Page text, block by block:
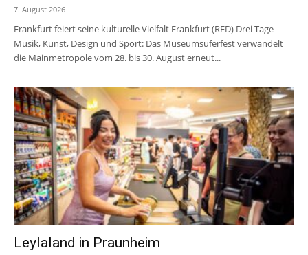
7. August 2026
Frankfurt feiert seine kulturelle Vielfalt Frankfurt (RED) Drei Tage
Musik, Kunst, Design und Sport: Das Museumsuferfest verwandelt
die Mainmetropole vom 28. bis 30. August erneut...
Leylaland in Praunheim